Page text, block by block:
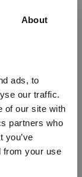
About
ads, to
our traffic.
of our site with
partners who
you’ve
from your use
PVC
IMO-380